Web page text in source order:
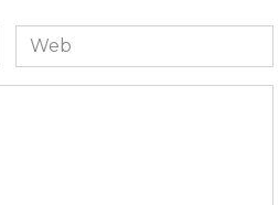
Web